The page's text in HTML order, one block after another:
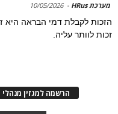
מערכת HRus -
10/05/2026
הזכות לקבלת דמי הבראה היא
זכות לוותר עליה.
הרשמה למגזין